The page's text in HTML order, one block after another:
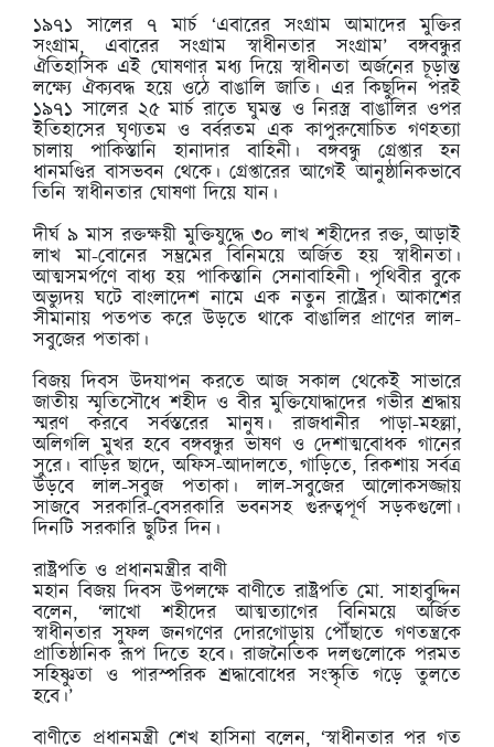
১৯৭১ সালের ৭ মার্চ ‘এবারের সংগ্রাম আমাদের মুক্তির
সংগ্রাম, এবারের সংগ্রাম স্বাধীনতার সংগ্রাম’ বঙ্গবন্ধুর
ঐতিহাসিক এই ঘোষণার মধ্য দিয়ে স্বাধীনতা অর্জনের চূড়ান্ত
লক্ষ্যে ঐক্যবদ্ধ হয়ে ওঠে বাঙালি জাতি। এর কিছুদিন পরই
১৯৭১ সালের ২৫ মার্চ রাতে ঘুমন্ত ও নিরস্ত্র বাঙালির ওপর
ইতিহাসের ঘৃণ্যতম ও বর্বরতম এক কাপুরুষোচিত গণহত্যা
চালায় পাকিস্তানি হানাদার বাহিনী। বঙ্গবন্ধু গ্রেপ্তার হন
ধানমণ্ডির বাসভবন থেকে। গ্রেপ্তারের আগেই আনুষ্ঠানিকভাবে
তিনি স্বাধীনতার ঘোষণা দিয়ে যান।
দীর্ঘ ৯ মাস রক্তক্ষয়ী মুক্তিযুদ্ধে ৩০ লাখ শহীদের রক্ত, আড়াই
লাখ মা-বোনের সম্ভ্রমের বিনিময়ে অর্জিত হয় স্বাধীনতা।
আত্মসমর্পণে বাধ্য হয় পাকিস্তানি সেনাবাহিনী। পৃথিবীর বুকে
অভ্যুদয় ঘটে বাংলাদেশ নামে এক নতুন রাষ্ট্রের। আকাশের
সীমানায় পতপত করে উড়তে থাকে বাঙালির প্রাণের লাল-
সবুজের পতাকা।
বিজয় দিবস উদযাপন করতে আজ সকাল থেকেই সাভারে
জাতীয় স্মৃতিসৌধে শহীদ ও বীর মুক্তিযোদ্ধাদের গভীর শ্রদ্ধায়
স্মরণ করবে সর্বস্তরের মানুষ। রাজধানীর পাড়া-মহল্লা,
অলিগলি মুখর হবে বঙ্গবন্ধুর ভাষণ ও দেশাত্মবোধক গানের
সুরে। বাড়ির ছাদে, অফিস-আদালতে, গাড়িতে, রিকশায় সর্বত্র
উড়বে লাল-সবুজ পতাকা। লাল-সবুজের আলোকসজ্জায়
সাজবে সরকারি-বেসরকারি ভবনসহ গুরুত্বপূর্ণ সড়কগুলো।
দিনটি সরকারি ছুটির দিন।
রাষ্ট্রপতি ও প্রধানমন্ত্রীর বাণী
মহান বিজয় দিবস উপলক্ষে বাণীতে রাষ্ট্রপতি মো. সাহাবুদ্দিন
বলেন, ‘লাখো শহীদের আত্মত্যাগের বিনিময়ে অর্জিত
স্বাধীনতার সুফল জনগণের দোরগোড়ায় পৌঁছাতে গণতন্ত্রকে
প্রাতিষ্ঠানিক রূপ দিতে হবে। রাজনৈতিক দলগুলোকে পরমত
সহিষ্ণুতা ও পারস্পরিক শ্রদ্ধাবোধের সংস্কৃতি গড়ে তুলতে
হবে।’
বাণীতে প্রধানমন্ত্রী শেখ হাসিনা বলেন, ‘স্বাধীনতার পর গত